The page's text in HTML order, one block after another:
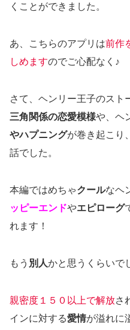
くことができました。
あ、こちらのアプリは前作
しめますのでご心配なく♪
さて、ヘンリー王子のスト
三角関係の恋愛模様や、ヘ
やハプニングが巻き起こり
話でした。
本編ではめちゃクールなヘ
ッピーエンドやエピローグ
れます！
もう 別人かと思うくらいで
親密度１５０以上で解放さ
インに対する愛情が溢れに